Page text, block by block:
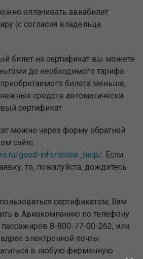
оплачивать авиабилет
(с согласия владельца
билет на сертификат вы можете
до необходимого тарифа.
билета меньше,
средств автоматически
сертификат
можно через форму обратной
сайте
good-info/online_help/. Если
то, пожалуйста, дождитесь
сертификатом, Вам
в Авиакомпанию по телефону
8-800-77-00-262, или
электронной почты
в любую фирменную